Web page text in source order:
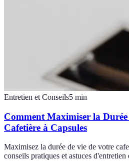
Entretien et Conseils5 min
Comment Maximiser la Durée
Cafetière à Capsules
Maximisez la durée de vie de votre
conseils pratiques et astuces d'entretien